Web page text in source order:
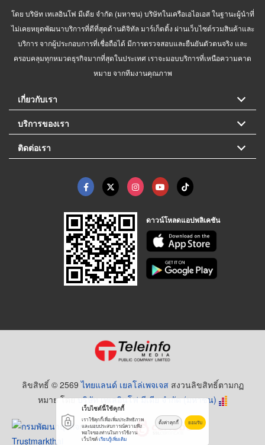
โดย บริษัท เทเลอินโฟ มีเดีย จำกัด (มหาชน) บริษัทในเครือเอไอเอส ในฐานะผู้นำที่
ไม่เคยหยุดพัฒนาบริการที่ดีที่สุดด้านดิจิทัล มาร์เก็ตติ้ง ผ่านเว็บไซต์รวมสินค้าและ
บริการ จากผู้ประกอบการที่เชื่อถือได้ มีการตรวจสอบและยืนยันตัวตนจริง และ
ครอบคลุมทุกหมวดธุรกิจมากที่สุดในประเทศ เราจะมอบบริการที่เหนือความคาด
หมาย จากทีมงานคุณภาพ
เกี่ยวกับเรา
บริการของเรา
ติดต่อเรา
ดาวน์โหลดแอปพลิเคชัน
ลิขสิทธิ์ © 2569ไทยแลนด์ เยลโล่เพจเจส สงวนลิขสิทธิ์ตามกฏ
หมาย โดยบริษัท เทเลอินโฟ มีเดีย จำกัด (มหาชน)
เว็บไซต์นี้ใช้คุกกี้
เราใช้คุกกี้เพื่อเพิ่มประสิทธิภาพ
และมอบประสบการณ์ความพึง
พอใจของท่านในการใช้งาน
เว็บไซต์เรียนรู้เพิ่มเติม
ตั้งค่าคุกกี้ ยอมรับ